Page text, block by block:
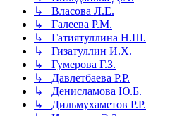
↳ Власова Л.Е.
↳ Галеева Р.М.
↳ Гатиятуллина Н.Ш.
↳ Гизатуллин И.Х.
↳ Гумерова Г.З.
↳ Давлетбаева Р.Р.
↳ Денисламова Ю.Б.
↳ Дильмухаметов Р.Р.